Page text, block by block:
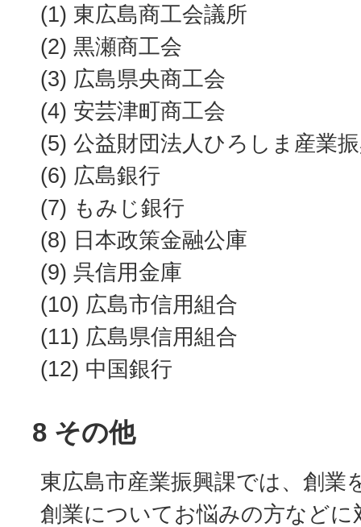
(1) 東広島商工会議所
(2) 黒瀬商工会
(3) 広島県央商工会
(4) 安芸津町商工会
(5) 公益財団法人ひろしま産業
(6) 広島銀行
(7) もみじ銀行
(8) 日本政策金融公庫
(9) 呉信用金庫
(10) 広島市信用組合
(11) 広島県信用組合
(12) 中国銀行
8 その他
東広島市産業振興課では、創業
創業についてお悩みの方など